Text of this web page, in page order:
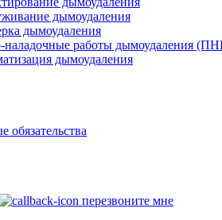
дымоудаления
дымоудаления
наладочные работы дымоудаления
дымоудаления
обязательства
перезвоните мне